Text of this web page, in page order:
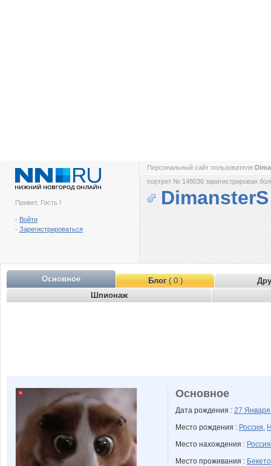
Привет, Гость !
- Войти
- Зарегистрироваться
Персональный сайт пользователя
портрет № 148036 зарегистрирован
DimansterS
Основное Блог( 0 )
Шпионаж
Основное
Дата рождения : 27
Место рождения : Россия,
Место нахождения : Россия
Место проживания :